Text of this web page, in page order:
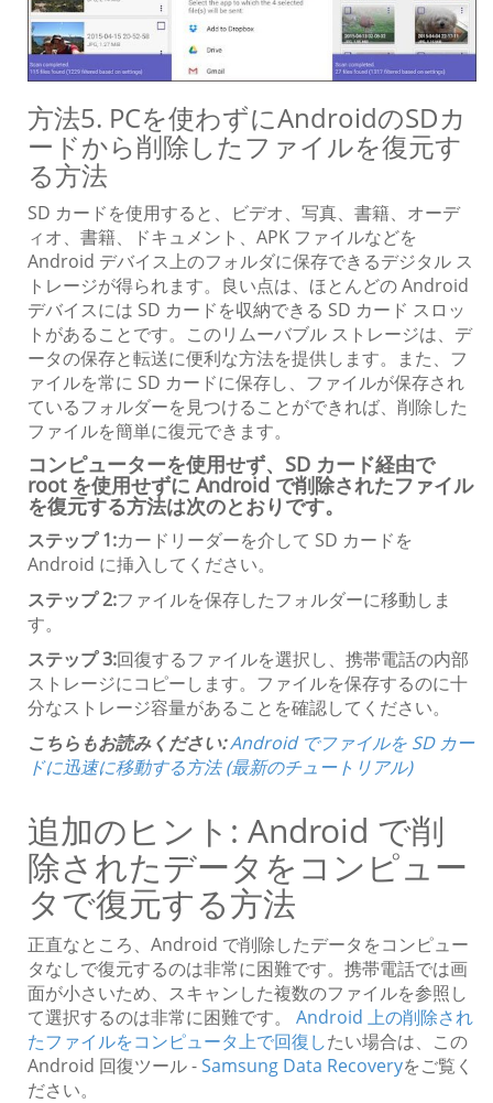
方法5. PCを使わずにAndroidのSDカ
ードから削除したファイルを復元す
る方法
SD カードを使用すると、ビデオ、写真、書籍、オーデ
ィオ、書籍、ドキュメント、APK ファイルなどを
Android デバイス上のフォルダに保存できるデジタル ス
トレージが得られます。良い点は、ほとんどの Android
デバイスには SD カードを収納できる SD カード スロッ
トがあることです。このリムーバブル ストレージは、デ
ータの保存と転送に便利な方法を提供します。また、フ
ァイルを常に SD カードに保存し、ファイルが保存され
ているフォルダーを見つけることができれば、削除した
ファイルを簡単に復元できます。
コンピューターを使用せず、SD カード経由で
root を使用せずに Android で削除されたファイル
を復元する方法は次のとおりです。
ステップ 1:カードリーダーを介して SD カードを
Android に挿入してください。
ステップ 2:ファイルを保存したフォルダーに移動しま
す。
ステップ 3:回復するファイルを選択し、携帯電話の内部
ストレージにコピーします。ファイルを保存するのに十
分なストレージ容量があることを確認してください。
こちらもお読みください:Android でファイルを SD カー
ドに迅速に移動する方法 (最新のチュートリアル)
追加のヒント: Android で削
除されたデータをコンピュー
タで復元する方法
正直なところ、Android で削除したデータをコンピュー
タなしで復元するのは非常に困難です。携帯電話では画
面が小さいため、スキャンした複数のファイルを参照し
て選択するのは非常に困難です。 Android 上の削除され
たファイルをコンピュータ上で回復したい場合は、この
Android 回復ツール -Samsung Data Recoveryをご覧く
ださい。